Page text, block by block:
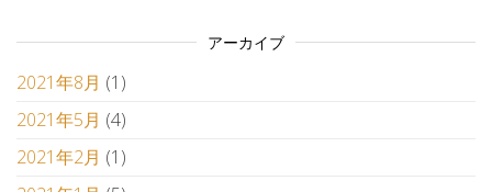
アーカイブ
2021年8月 (1)
2021年5月 (4)
2021年2月 (1)